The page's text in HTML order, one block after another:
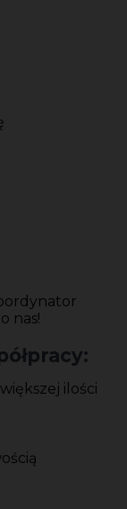
nas!
ilości